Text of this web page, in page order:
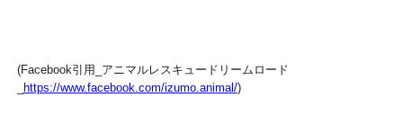
(Facebook引用_アニマルレスキュードリームロード
https://www.facebook.com/izumo.animal/)